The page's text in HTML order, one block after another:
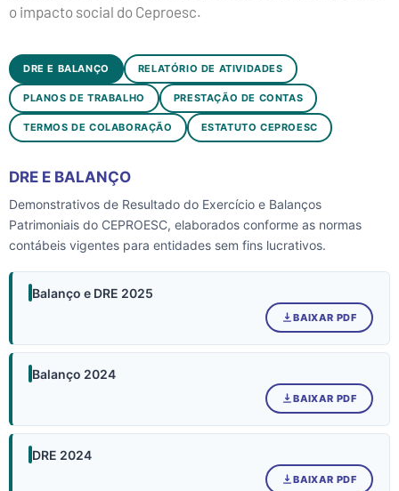
o impacto social do Ceproesc.
DRE E BALANÇO RELATÓRIO DE ATIVIDADES
PLANOS DE TRABALHO PRESTAÇÃO DE CONTAS
TERMOS DE COLABORAÇÃO ESTATUTO CEPROESC
DRE E BALANÇO
Demonstrativos de Resultado do Exercício e Balanços
Patrimoniais do CEPROESC, elaborados conforme as normas
contábeis vigentes para entidades sem fins lucrativos.
Balanço e DRE 2025
BAIXAR PDF
Balanço 2024
BAIXAR PDF
DRE 2024
BAIXAR PDF